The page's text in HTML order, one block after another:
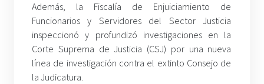
Además, la Fiscalía de Enjuiciamiento de
Funcionarios y Servidores del Sector Justicia
inspeccionó y profundizó investigaciones en la
Corte Suprema de Justicia (CSJ) por una nueva
línea de investigación contra el extinto Consejo de
la Judicatura.